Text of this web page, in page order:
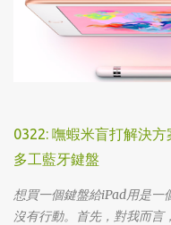
0322: 嘸蝦米盲打解決
多工藍牙鍵盤
想買一個鍵盤給iPad用是一
沒有行動。首先，對我而言